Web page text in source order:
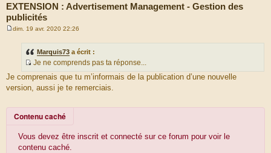
EXTENSION : Advertisement Management - Gestion des
publicités
e
dim. 19 avr. 2020 22:26
Marquis73 a écrit :
o
u
c
d
u
Je ne comprends pas ta réponse...
Je comprenais que tu m’informais de la publication d’une nouvelle
version, aussi je te remerciais.
Contenu caché
Vous devez être inscrit et connecté sur ce forum pour voir le
contenu caché.